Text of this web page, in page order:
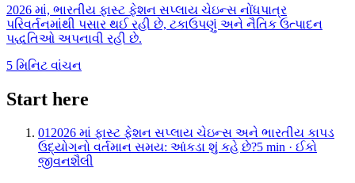
2026 માં, ભારતીય ફાસ્ટ ફેશન સપ્લાય ચેઇન્સ નોંધપાત્ર
પરિવર્તનમાંથી પસાર થઈ રહી છે, ટકાઉપણું અને નૈતિક ઉત્પાદન
પદ્ધતિઓ અપનાવી રહી છે.
5 મિનિટ વાંચન
Start here
01 2026 માં ફાસ્ટ ફેશન સપ્લાય ચેઇન્સ અને ભારતીય કાપડ
ઉદ્યોગનો વર્તમાન સમય: આંકડા શું કહે છે?5 min · ઈકો
જીવનશૈલી